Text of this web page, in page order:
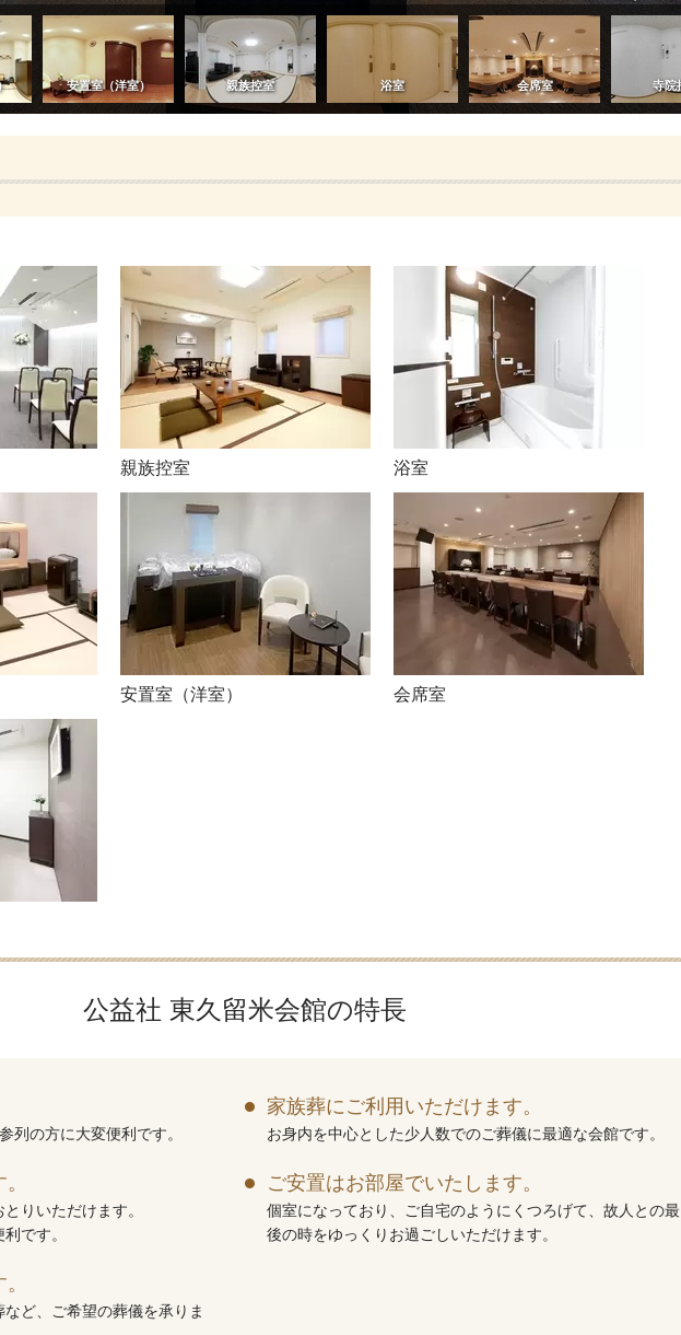
親族控室 浴室
安置室（洋室） 会席室
公益社 東久留米会館の特長
列の方に大変便利です。
家族葬にご利用いただけます。
お身内を中心とした少人数でのご葬儀に最適な会館です。
りいただけます。
です。
ご安置はお部屋でいたします。
個室になっており、ご自宅のようにくつろげて、故人との最
後の時をゆっくりお過ごしいただけます。
ど、ご希望の葬儀を承りま